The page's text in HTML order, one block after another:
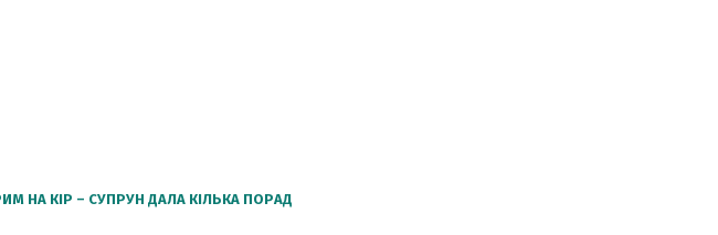
НА КІР – СУПРУН ДАЛА КІЛЬКА ПОРАД